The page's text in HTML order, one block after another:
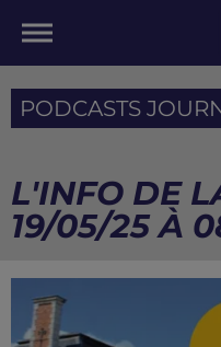
PODCASTS
L'INFO DE
19/05/25 À